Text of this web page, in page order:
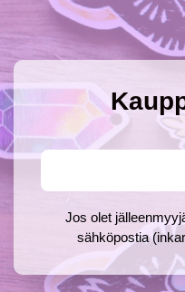
Jos olet
sähköpostia